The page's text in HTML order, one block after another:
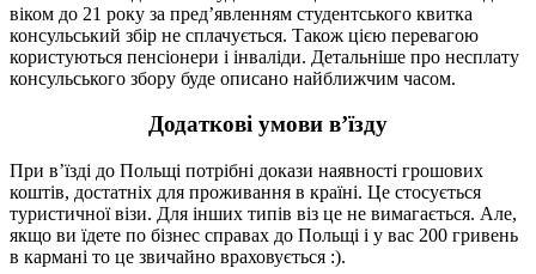
віком до 21 року за пред’явленням студентського квитка
консульський збір не сплачується. Також цією перевагою
користуються пенсіонери і інваліди. Детальніше про несплату
консульського збору буде описано найближчим часом.
Додаткові умови в’їзду
При в’їзді до Польщі потрібні докази наявності грошових
коштів, достатніх для проживання в країні. Це стосується
туристичної візи. Для інших типів віз це не вимагається. Але,
якщо ви їдете по бізнес справах до Польщі і у вас 200 гривень
в кармані то це звичайно враховується :).